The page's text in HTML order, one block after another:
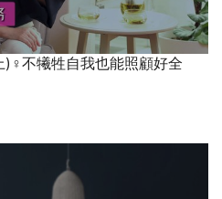
不犧牲自我也能照顧好全